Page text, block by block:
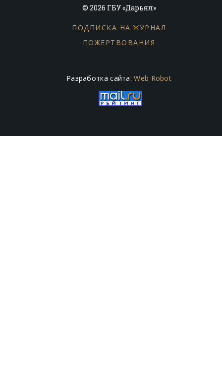
© 2026 ГБУ «Дарьял»
ПОДПИСКА НА ЖУРНАЛ
ПОЖЕРТВОВАНИЯ
Разработка сайта:Web Robot